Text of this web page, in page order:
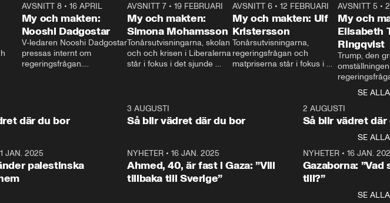
AVSNITT 8• 16 APRIL
My och makten:
Nooshi Dadgostar
V-ledaren Nooshi Dadgostar
pressas internt om
regeringsfrågan.
– Vi ställer upp i val. Ska vi
vara med så sitter vi förstås
24:30
AVSNITT 7• 19 FEBRUARI
My och makten:
Simona Mohamsson
Tonårsutvisningarna, skolan
och och krisen i Liberalerna
står i fokus i det sjunde
kommentator My
Rohwedder ställer
utbildnings- och
Mohamsson till svars.
27:30
AVSNITT 6 •12 FEBRUARI
My och makten: Ulf
Kristersson
Tonårsutvisningarna,
regeringsfrågan och
matpriserna står i fokus i
Rohwedder ställer
statsminister Ulf Kristersson
AVSNITT 5 •
My och
Elisabeth
Ringqvist
Trump, den
centrum i
avsnittet av
Makten”. Se
Aftonbladets
Rohwedder
Thand Ring
SE ALLA
där du bor
3 AUGUSTI
Så blir vädret där du bor
2 AUGUSTI
Så blir vädret där
SE ALLA
JAN. 2025
palestinska
NYHETER• 16 JAN. 2025
Ahmed, 40, är fast i Gaza: ”Vill
tillbaka till Sverige”
NYHETER• 16 JAN.
Gazaborna:
till?”
SE ALLA